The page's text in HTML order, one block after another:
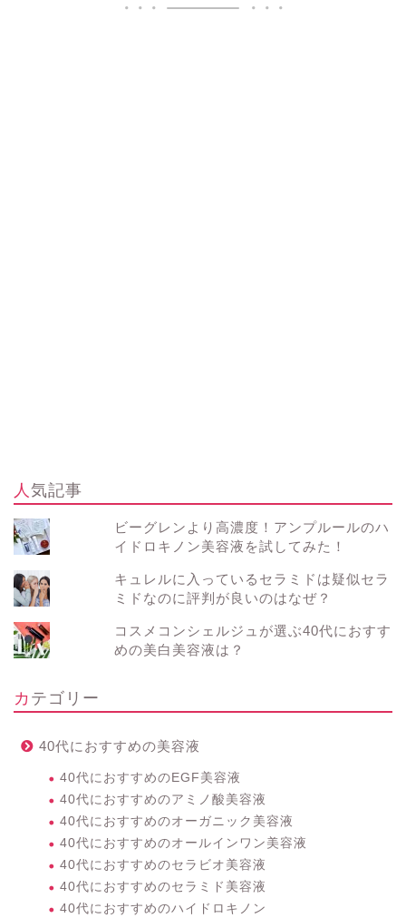
人気記事
ビーグレンより高濃度！アンプルールのハ
イドロキノン美容液を試してみた！
キュレルに入っているセラミドは疑似セラ
ミドなのに評判が良いのはなぜ？
コスメコンシェルジュが選ぶ40代におすす
めの美白美容液は？
カテゴリー
40代におすすめの美容液
40代におすすめのEGF美容液
40代におすすめのアミノ酸美容液
40代におすすめのオーガニック美容液
40代におすすめのオールインワン美容液
40代におすすめのセラビオ美容液
40代におすすめのセラミド美容液
40代におすすめのハイドロキノン